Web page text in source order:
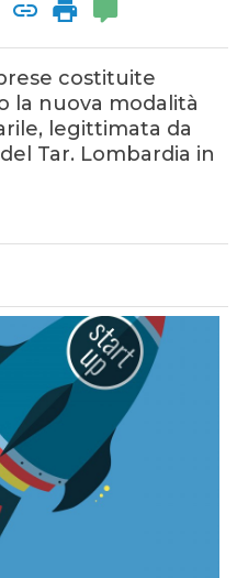
costituite
la nuova modalità
legittimata da
Tar. Lombardia in